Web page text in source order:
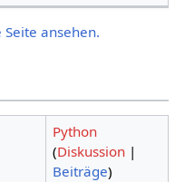
Seite ansehen.
Python
(Diskussion |
Beiträge)